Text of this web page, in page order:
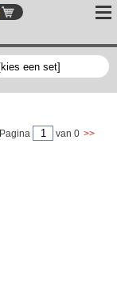
Pagina van 0 >>